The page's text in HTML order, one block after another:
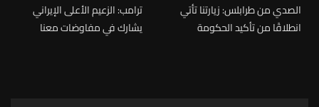
الصدي من طرابلس: زيارتنا تأتي
انطلاقًا من تأكيد الحكومة
ترامب: الزعيم الأعلى الإيراني
يشارك في مفاوضات معنا